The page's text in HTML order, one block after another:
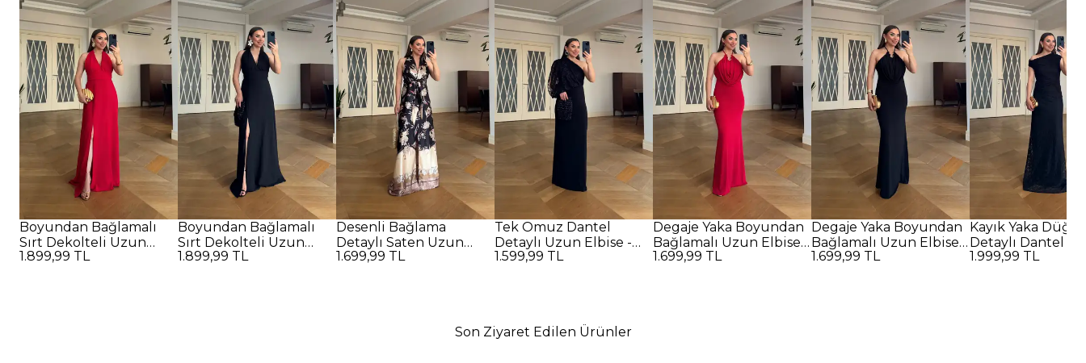
Boyundan Bağlamalı
Sırt Dekolteli Uzun
Elbise - Kırmızı
1.899,99 TL
Boyundan Bağlamalı
Sırt Dekolteli Uzun
Elbise - SİYAH
1.899,99 TL
Desenli Bağlama
Detaylı Saten Uzun
Elbise - SİYAH
1.699,99 TL
Tek Omuz Dantel
Detaylı Uzun Elbise -
SİYAH
1.599,99 TL
Degaje Yaka Boyundan
Bağlamalı Uzun Elbise -
Kırmızı
1.699,99 TL
Degaje Yaka Boyundan
Bağlamalı Uzun Elbise -
SİYAH
1.699,99 TL
Kayık Yaka
Detaylı Dantel
Elbise - SİYAH
1.999,99 TL
Son Ziyaret Edilen Ürünler